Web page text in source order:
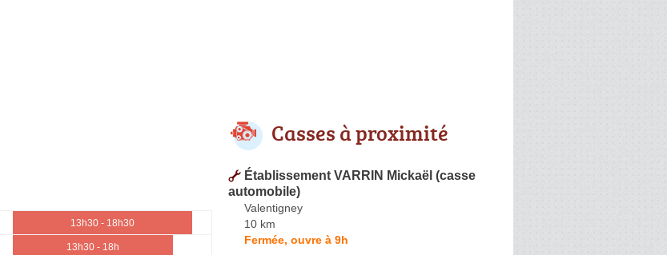
13h30 - 18h30
13h30 - 18h
Casses à proximité
Établissement VARRIN Mickaël (casse
automobile)
Valentigney
10 km
Fermée, ouvre à 9h